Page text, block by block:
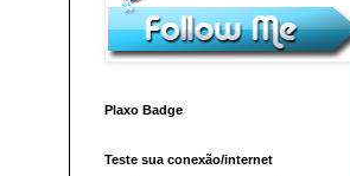
Plaxo Badge
Teste sua conexão/internet